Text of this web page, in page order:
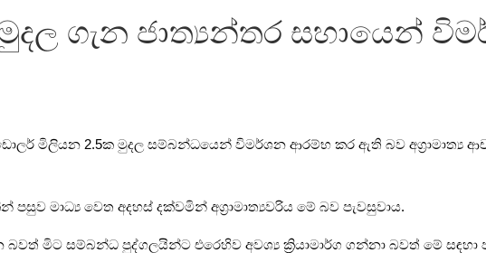
ගැන ජාත්‍යන්තර සහායෙන්
මිලියන 2.5ක මුදල සම්බන්ධයෙන් විමර්ශන ආරම්භ කර ඇති බව අග්‍රාමාත්‍ය
මාධ්‍ය වෙත අදහස් දක්වමින් අග්‍රාමාත්‍යවරිය මේ බව පැවසුවාය.
මිට සම්බන්ධ පුද්ගලයින්ට එරෙහිව අවශ්‍ය ක්‍රියාමාර්ග ගන්නා බවත් මේ සඳහා